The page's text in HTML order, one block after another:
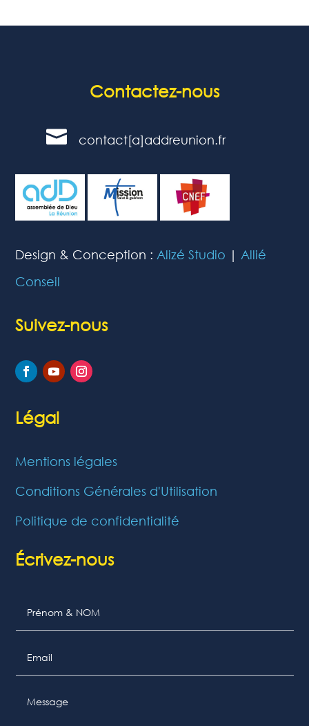
Contactez-nous
 contact[a]addreunion.fr
Design & Conception : Alizé Studio | Allié
Conseil
Suivez-nous
Légal
Mentions légales
Conditions Générales d'Utilisation
Politique de confidentialité
Écrivez-nous